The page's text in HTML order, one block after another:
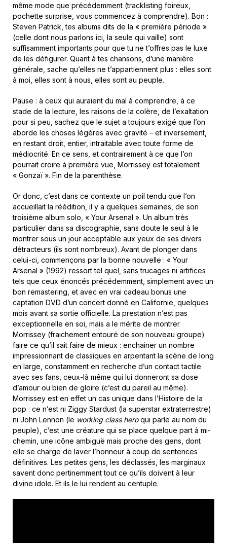
même mode que précédemment (tracklisting foireux,
pochette surprise, vous commencez à comprendre). Bon :
Steven Patrick, tes albums dits de la « première période »
(celle dont nous parlons ici, la seule qui vaille) sont
suffisamment importants pour que tu ne t’offres pas le luxe
de les défigurer. Quant à tes chansons, d’une manière
générale, sache qu’elles ne t’appartiennent plus : elles sont
à moi, elles sont à nous, elles sont au peuple.
Pause : à ceux qui auraient du mal à comprendre, à ce
stade de la lecture, les raisons de la colère, de l’exaltation
pour si peu, sachez que le sujet a toujours exigé que l’on
aborde les choses légères avec gravité – et inversement,
en restant droit, entier, intraitable avec toute forme de
médiocrité. En ce sens, et contrairement à ce que l’on
pourrait croire à première vue, Morrissey est totalement
« Gonzaï ». Fin de la parenthèse.
Or donc, c’est dans ce contexte un poil tendu que l’on
accueillait la réédition, il y a quelques semaines, de son
troisième album solo, « Your Arsenal ». Un album très
particulier dans sa discographie, sans doute le seul à le
montrer sous un jour acceptable aux yeux de ses divers
détracteurs (ils sont nombreux). Avant de plonger dans
celui-ci, commençons par la bonne nouvelle : « Your
Arsenal » (1992) ressort tel quel, sans trucages ni artifices
tels que ceux énoncés précédemment, simplement avec un
bon remastering, et avec en vrai cadeau bonus une
captation DVD d’un concert donné en Californie, quelques
mois avant sa sortie officielle. La prestation n’est pas
exceptionnelle en soi, mais a le mérite de montrer
Morrissey (fraichement entouré de son nouveau groupe)
faire ce qu’il sait faire de mieux : enchainer un nombre
impressionnant de classiques en arpentant la scène de long
en large, constamment en recherche d’un contact tactile
avec ses fans, ceux-là même qui lui donneront sa dose
d’amour ou bien de gloire (c’est du pareil au même).
Morrissey est en effet un cas unique dans l’Histoire de la
pop : ce n’est ni Ziggy Stardust (la superstar extraterrestre)
ni John Lennon (le working class heroqui parle au nom du
peuple), c’est une créature qui se place quelque part à mi-
chemin, une icône ambiguë mais proche des gens, dont
elle se charge de laver l’honneur à coup de sentences
définitives. Les petites gens, les déclassés, les marginaux
savent donc pertinemment tout ce qu’ils doivent à leur
divine idole. Et ils le lui rendent au centuple.